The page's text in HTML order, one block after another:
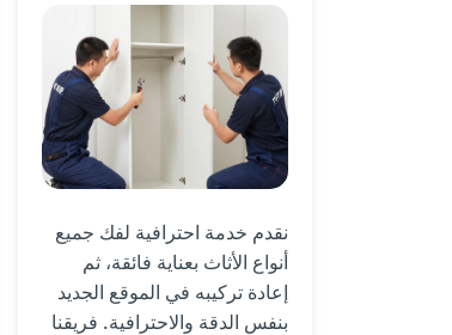
نقدم خدمة احترافية لفك جميع
أنواع الأثاث بعناية فائقة، ثم
إعادة تركيبه في الموقع الجديد
بنفس الدقة والاحترافية. فريقنا